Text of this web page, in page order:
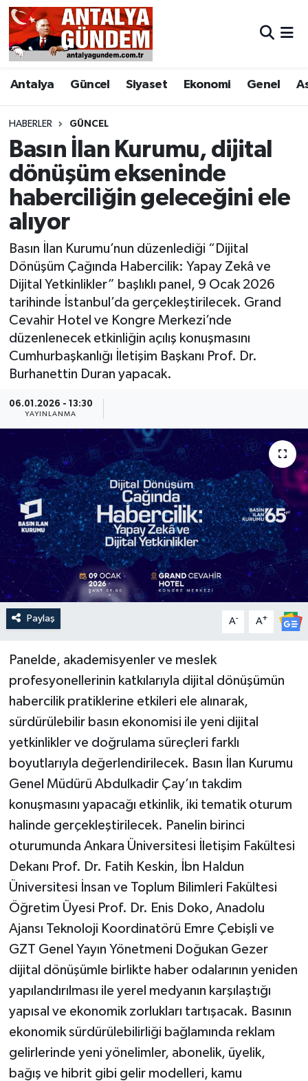
Antalya Güncel Siyaset Ekonomi Genel
HABERLER GÜNCEL
Basın İlan Kurumu, dijital
dönüşüm ekseninde
haberciliğin geleceğini ele
alıyor
Basın İlan Kurumu’nun düzenlediği “Dijital
Dönüşüm Çağında Habercilik: Yapay Zekâ ve
Dijital Yetkinlikler” başlıklı panel, 9 Ocak 2026
tarihinde İstanbul’da gerçekleştirilecek. Grand
Cevahir Hotel ve Kongre Merkezi’nde
düzenlenecek etkinliğin açılış konuşmasını
Cumhurbaşkanlığı İletişim Başkanı Prof. Dr.
Burhanettin Duran yapacak.
06.01.2026 - 13:30
YAYINLANMA
Paylaş A- A+
Panelde, akademisyenler ve meslek
profesyonellerinin katkılarıyla dijital dönüşümün
habercilik pratiklerine etkileri ele alınarak,
sürdürülebilir basın ekonomisi ile yeni dijital
yetkinlikler ve doğrulama süreçleri farklı
boyutlarıyla değerlendirilecek. Basın İlan Kurumu
Genel Müdürü Abdulkadir Çay’ın takdim
konuşmasını yapacağı etkinlik, iki tematik oturum
halinde gerçekleştirilecek. Panelin birinci
oturumunda Ankara Üniversitesi İletişim Fakültesi
Dekanı Prof. Dr. Fatih Keskin, İbn Haldun
Üniversitesi İnsan ve Toplum Bilimleri Fakültesi
Öğretim Üyesi Prof. Dr. Enis Doko, Anadolu
Ajansı Teknoloji Koordinatörü Emre Çebişli ve
GZT Genel Yayın Yönetmeni Doğukan Gezer
dijital dönüşümle birlikte haber odalarının yeniden
yapılandırılması ile yerel medyanın karşılaştığı
yapısal ve ekonomik zorlukları tartışacak. Basının
ekonomik sürdürülebilirliği bağlamında reklam
gelirlerinde yeni yönelimler, abonelik, üyelik,
bağış ve hibrit gibi gelir modelleri, kamu
Antalya
Asayiş
Bilim & Teknoloji
Bölge
EĞİTİM
Ekonomi
Genel
Görüntülü Haber
Güncel
Kültür & Sanat
Magazin
Resmi İlan
Sağlık & Yaşam
Siyaset
Spor
Antalya Nöbetçi Eczaneler
Antalya Hava Durumu
Antalya Namaz Vakitleri
Antalya Trafik Yoğunluk Haritası
Süper Lig Puan Durumu ve Fikstür
Tüm Manşetler
Son Dakika Haberleri
Haber Arşivi